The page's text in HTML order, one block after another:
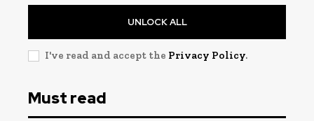
UNLOCK ALL
I've read and accept the Privacy Policy.
Must read